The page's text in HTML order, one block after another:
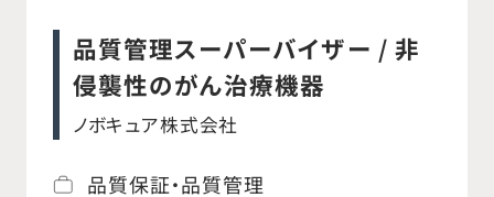
トスタッフ）と連携し、市場開発を積極的に
推進する ○医師に対してデバイスに関する
適切な情報を提供し、販売を促進する ○病
院との契約締結およびPMS（販売後調査）
アンケートの信用管理を行う ○治療開始時
品質管理スーパーバイザー / 非
侵襲性のがん治療機器
ノボキュア株式会社
品質保証・品質管理